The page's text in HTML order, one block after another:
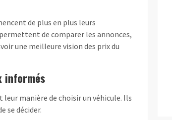
de plus en plus leurs
de comparer les annonces,
une meilleure vision des prix du
informés
manière de choisir un véhicule. Ils
se décider.